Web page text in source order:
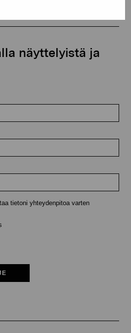
näyttelyistä ja
tietoni yhteydenpitoa varten